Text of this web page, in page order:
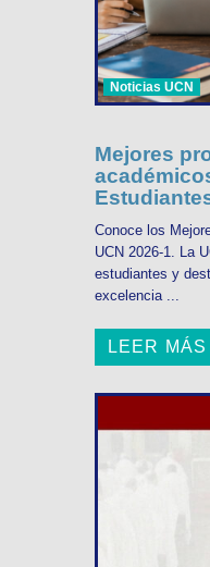
Noticias UCN
Mejores
Conoce los
UCN 2026-1. La
estudiantes y
excelencia ...
LEER MÁS